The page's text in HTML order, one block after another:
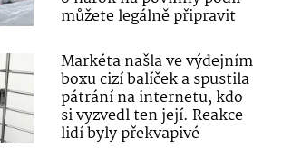
můžete legálně připravit
Markéta našla ve výdejním
boxu cizí balíček a spustila
pátrání na internetu, kdo
si vyzvedl ten její. Reakce
lidí byly překvapivé